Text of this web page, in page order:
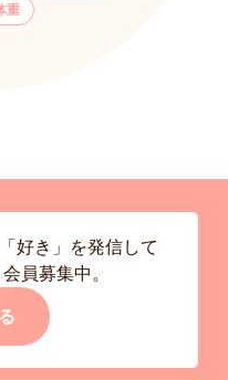
重
好き」を発信して
員募集中。